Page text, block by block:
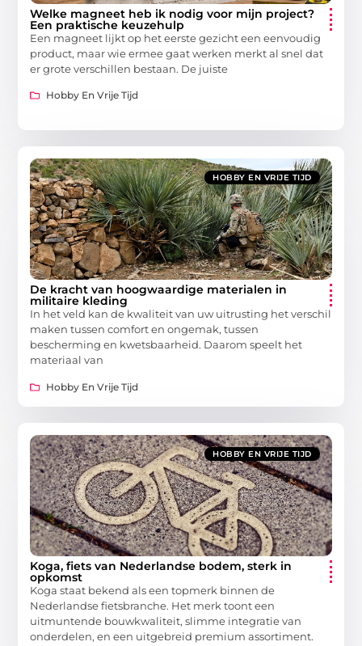
Welke magneet heb ik nodig voor mijn project?
Een praktische keuzehulp
Een magneet lijkt op het eerste gezicht een eenvoudig
product, maar wie ermee gaat werken merkt al snel dat
er grote verschillen bestaan. De juiste
Hobby En Vrije Tijd
HOBBY EN VRIJE TIJD
De kracht van hoogwaardige materialen in
militaire kleding
In het veld kan de kwaliteit van uw uitrusting het verschil
maken tussen comfort en ongemak, tussen
bescherming en kwetsbaarheid. Daarom speelt het
materiaal van
Hobby En Vrije Tijd
HOBBY EN VRIJE TIJD
Koga, fiets van Nederlandse bodem, sterk in
opkomst
Koga staat bekend als een topmerk binnen de
Nederlandse fietsbranche. Het merk toont een
uitmuntende bouwkwaliteit, slimme integratie van
onderdelen, en een uitgebreid premium assortiment.